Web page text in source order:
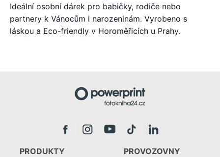
Ideální osobní dárek pro babičky, rodiče nebo
partnery k Vánocům i narozeninám. Vyrobeno s
láskou a Eco-friendly v Horoměřicích u Prahy.
PRODUKTY
PROVOZOVNY